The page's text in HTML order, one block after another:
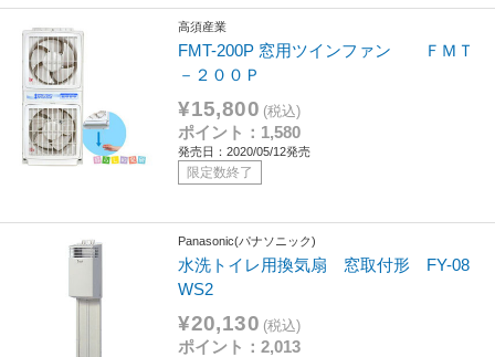
高須産業
FMT-200P 窓用ツインファン ＦＭＴ
－２００Ｐ
¥15,800 (税込)
ポイント：1,580
発売日：2020/05/12発売
限定数終了
Panasonic(パナソニック)
水洗トイレ用換気扇 窓取付形 FY-08
WS2
¥20,130 (税込)
ポイント：2,013